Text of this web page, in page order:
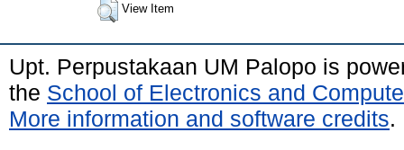
View Item
Upt. Perpustakaan UM Palopo is
the School of Electronics and
More information and software credits.